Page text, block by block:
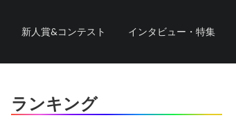
新人賞&コンテスト インタビュー・特集
ランキング